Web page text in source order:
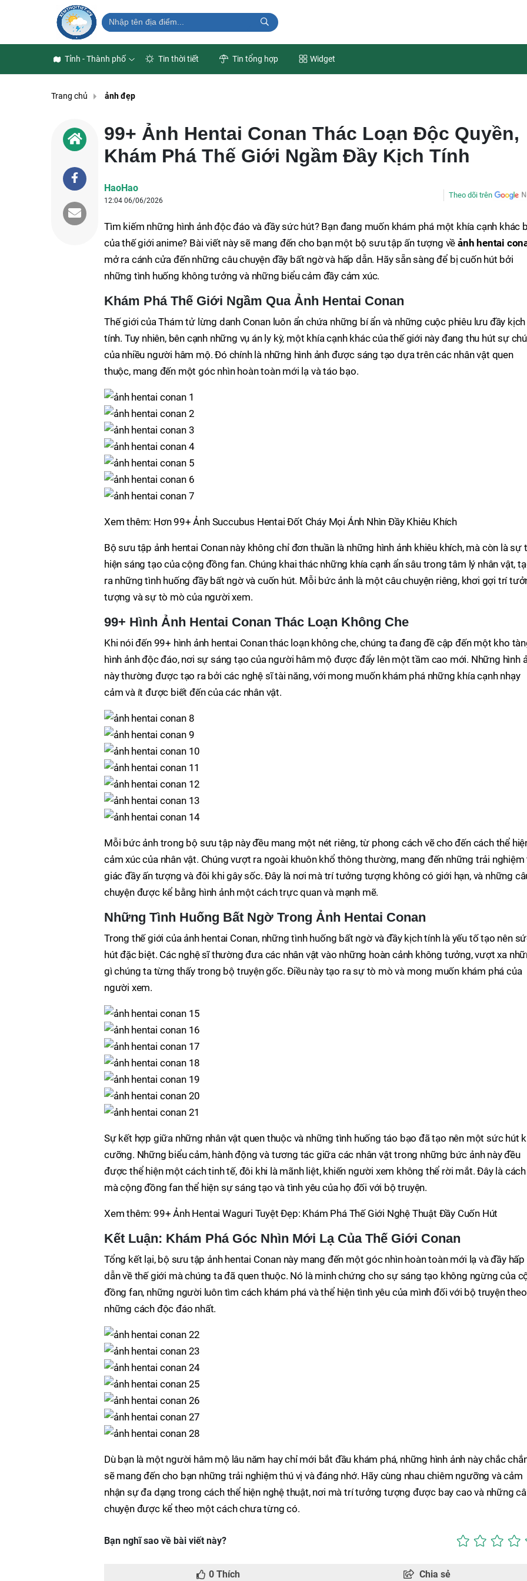
Tỉnh - Thành phố Tin thời tiết Tin tổng hợp Widget
Trang chủ ảnh đẹp
99+ Ảnh Hentai Conan Thác Loạn Độc Quyền,
Khám Phá Thế Giới Ngầm Đầy Kịch Tính
HaoHao
12:04 06/06/2026
Theo dõi trên
Tìm kiếm những hình ảnh độc đáo và đầy sức hút? Bạn đang muốn khám phá một khía cạnh khác
của thế giới anime? Bài viết này sẽ mang đến cho bạn một bộ sưu tập ấn tượng về ảnh hentai
mở ra cánh cửa đến những câu chuyện đầy bất ngờ và hấp dẫn. Hãy sẵn sàng để bị cuốn hút bởi
những tình huống không tưởng và những biểu cảm đầy cảm xúc.
Khám Phá Thế Giới Ngầm Qua Ảnh Hentai Conan
Thế giới của Thám tử lừng danh Conan luôn ẩn chứa những bí ẩn và những cuộc phiêu lưu đầy kịch
tính. Tuy nhiên, bên cạnh những vụ án ly kỳ, một khía cạnh khác của thế giới này đang thu hút sự
của nhiều người hâm mộ. Đó chính là những hình ảnh được sáng tạo dựa trên các nhân vật quen
thuộc, mang đến một góc nhìn hoàn toàn mới lạ và táo bạo.
Xem thêm: Hơn 99+ Ảnh Succubus Hentai Đốt Cháy Mọi Ánh Nhìn Đầy Khiêu Khích
Bộ sưu tập ảnh hentai Conan này không chỉ đơn thuần là những hình ảnh khiêu khích, mà còn là sự
hiện sáng tạo của cộng đồng fan. Chúng khai thác những khía cạnh ẩn sâu trong tâm lý nhân vật,
ra những tình huống đầy bất ngờ và cuốn hút. Mỗi bức ảnh là một câu chuyện riêng, khơi gợi trí
tượng và sự tò mò của người xem.
99+ Hình Ảnh Hentai Conan Thác Loạn Không Che
Khi nói đến 99+ hình ảnh hentai Conan thác loạn không che, chúng ta đang đề cập đến một kho
hình ảnh độc đáo, nơi sự sáng tạo của người hâm mộ được đẩy lên một tầm cao mới. Những hình
này thường được tạo ra bởi các nghệ sĩ tài năng, với mong muốn khám phá những khía cạnh nhạy
cảm và ít được biết đến của các nhân vật.
Mỗi bức ảnh trong bộ sưu tập này đều mang một nét riêng, từ phong cách vẽ cho đến cách thể
cảm xúc của nhân vật. Chúng vượt ra ngoài khuôn khổ thông thường, mang đến những trải nghiệm
giác đầy ấn tượng và đôi khi gây sốc. Đây là nơi mà trí tưởng tượng không có giới hạn, và những
chuyện được kể bằng hình ảnh một cách trực quan và mạnh mẽ.
Những Tình Huống Bất Ngờ Trong Ảnh Hentai Conan
Trong thế giới của ảnh hentai Conan, những tình huống bất ngờ và đầy kịch tính là yếu tố tạo nên
hút đặc biệt. Các nghệ sĩ thường đưa các nhân vật vào những hoàn cảnh không tưởng, vượt xa
gì chúng ta từng thấy trong bộ truyện gốc. Điều này tạo ra sự tò mò và mong muốn khám phá của
người xem.
Sự kết hợp giữa những nhân vật quen thuộc và những tình huống táo bạo đã tạo nên một sức hút
cưỡng. Những biểu cảm, hành động và tương tác giữa các nhân vật trong những bức ảnh này đều
được thể hiện một cách tinh tế, đôi khi là mãnh liệt, khiến người xem không thể rời mắt. Đây là cách
mà cộng đồng fan thể hiện sự sáng tạo và tình yêu của họ đối với bộ truyện.
Xem thêm: 99+ Ảnh Hentai Waguri Tuyệt Đẹp: Khám Phá Thế Giới Nghệ Thuật Đầy Cuốn Hút
Kết Luận: Khám Phá Góc Nhìn Mới Lạ Của Thế Giới Conan
Tổng kết lại, bộ sưu tập ảnh hentai Conan này mang đến một góc nhìn hoàn toàn mới lạ và đầy hấp
dẫn về thế giới mà chúng ta đã quen thuộc. Nó là minh chứng cho sự sáng tạo không ngừng của
đồng fan, những người luôn tìm cách khám phá và thể hiện tình yêu của mình đối với bộ truyện theo
những cách độc đáo nhất.
Dù bạn là một người hâm mộ lâu năm hay chỉ mới bắt đầu khám phá, những hình ảnh này chắc
sẽ mang đến cho bạn những trải nghiệm thú vị và đáng nhớ. Hãy cùng nhau chiêm ngưỡng và cảm
nhận sự đa dạng trong cách thể hiện nghệ thuật, nơi mà trí tưởng tượng được bay cao và những
chuyện được kể theo một cách chưa từng có.
Bạn nghĩ sao về bài viết này?
0Thích Chia sẻ